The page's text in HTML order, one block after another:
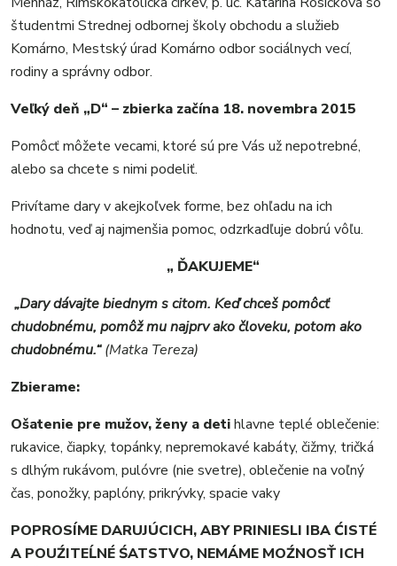
študentmi Strednej odbornej školy obchodu a služieb
Komárno, Mestský úrad Komárno odbor sociálnych vecí,
rodiny a správny odbor.
Veľký deň „D“ – zbierka začína 18. novembra 2015
Pomôcť môžete vecami, ktoré sú pre Vás už nepotrebné,
alebo sa chcete s nimi podeliť.
Privítame dary v akejkoľvek forme, bez ohľadu na ich
hodnotu, veď aj najmenšia pomoc, odzrkadľuje dobrú vôľu.
„ ĎAKUJEME“
„Dary dávajte biednym s citom. Keď chceš pomôcť
chudobnému, pomôž mu najprv ako človeku, potom ako
chudobnému.“(Matka Tereza)
Zbierame:
Ošatenie pre mužov, ženy a detihlavne teplé oblečenie:
rukavice, čiapky, topánky, nepremokavé kabáty, čižmy, tričká
s dlhým rukávom, pulóvre (nie svetre), oblečenie na voľný
čas, ponožky, paplóny, prikrývky, spacie vaky
POPROSÍME DARUJÚCICH, ABY PRINIESLI IBA ĆISTÉ
A POUŹITEĹNÉ ŚATSTVO, NEMÁME MOŹNOSŤ ICH